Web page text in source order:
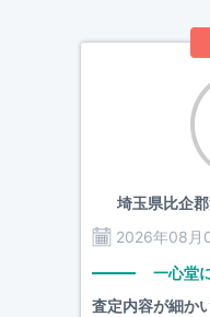
埼玉県比企
2026年08月
一心堂
査定内容が細か